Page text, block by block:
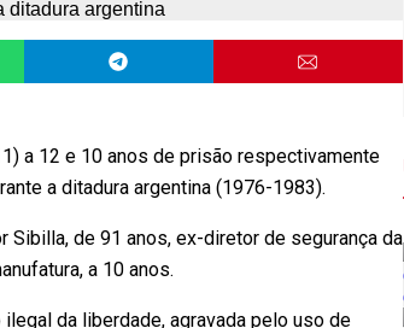
a 12 e 10 anos de prisão respectivamente
a ditadura argentina (1976-1983).
Sibilla, de 91 anos, ex-diretor de segurança da
a 10 anos.
da liberdade, agravada pelo uso de